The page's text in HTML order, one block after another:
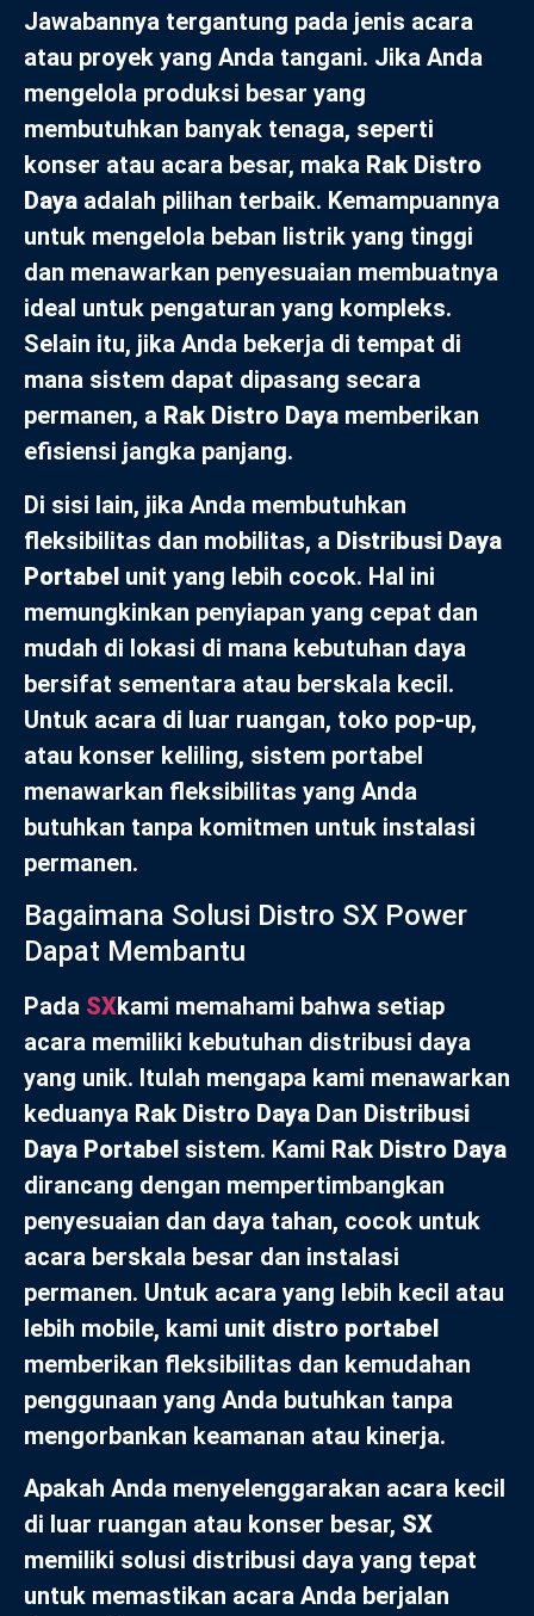
Jawabannya tergantung pada jenis acara
atau proyek yang Anda tangani. Jika Anda
mengelola produksi besar yang
membutuhkan banyak tenaga, seperti
konser atau acara besar, maka Rak Distro
Daya adalah pilihan terbaik. Kemampuannya
untuk mengelola beban listrik yang tinggi
dan menawarkan penyesuaian membuatnya
ideal untuk pengaturan yang kompleks.
Selain itu, jika Anda bekerja di tempat di
mana sistem dapat dipasang secara
permanen, a Rak Distro Daya memberikan
efisiensi jangka panjang.
Di sisi lain, jika Anda membutuhkan
fleksibilitas dan mobilitas, a Distribusi Daya
Portabel unit yang lebih cocok. Hal ini
memungkinkan penyiapan yang cepat dan
mudah di lokasi di mana kebutuhan daya
bersifat sementara atau berskala kecil.
Untuk acara di luar ruangan, toko pop-up,
atau konser keliling, sistem portabel
menawarkan fleksibilitas yang Anda
butuhkan tanpa komitmen untuk instalasi
permanen.
Bagaimana Solusi Distro SX Power
Dapat Membantu
Pada SXkami memahami bahwa setiap
acara memiliki kebutuhan distribusi daya
yang unik. Itulah mengapa kami menawarkan
keduanya Rak Distro Daya Dan Distribusi
Daya Portabel sistem. Kami Rak Distro Daya
dirancang dengan mempertimbangkan
penyesuaian dan daya tahan, cocok untuk
acara berskala besar dan instalasi
permanen. Untuk acara yang lebih kecil atau
lebih mobile, kami unit distro portabel
memberikan fleksibilitas dan kemudahan
penggunaan yang Anda butuhkan tanpa
mengorbankan keamanan atau kinerja.
Apakah Anda menyelenggarakan acara kecil
di luar ruangan atau konser besar, SX
memiliki solusi distribusi daya yang tepat
untuk memastikan acara Anda berjalan